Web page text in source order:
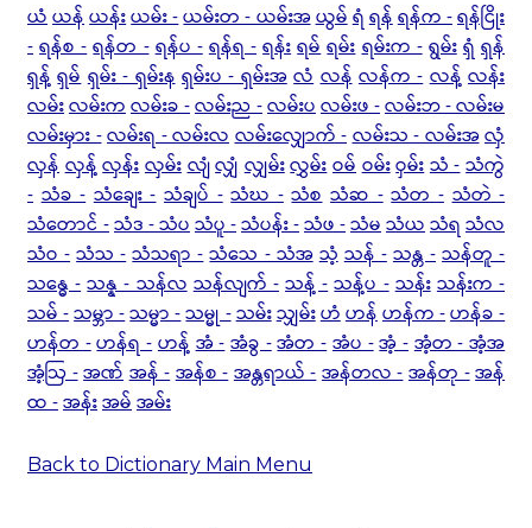
ယံယန်ယန်းယမ်း -ယမ်းတ - ယမ်းအယွမ်ရံရန်ရန်က -ရန်ငြိုး
- ရန်စ - ရန်တ - ရန်ပ - ရန်ရ - ရန်း ရမ် ရမ်း ရမ်းက - ရွမ်း ရှံ ရှန်
ရှန့် ရှမ် ရှမ်း - ရှမ်းန ရှမ်းပ - ရှမ်းအ လံ လန် လန်က - လန့် လန်း
လမ်းလမ်းကလမ်းခ -လမ်းည -လမ်းပလမ်းဖ -လမ်းဘ - လမ်းမ
လမ်းမှား -လမ်းရ - လမ်းလလမ်းလျှောက် -လမ်းသ - လမ်းအလှံ
လှန်လှန့်လှန်းလှမ်းလျံလျှံလျှမ်းလွှမ်းဝမ်ဝမ်းဝှမ်းသံ -သံကွဲ
- သံခ - သံချေး - သံချပ် - သံဃ - သံစ သံဆ - သံတ - သံတဲ -
သံတောင် -သံဒ - သံပသံပူ -သံပန်း -သံဖ -သံမသံယသံရ သံလ
သံဝ - သံသ - သံသရာ - သံသေ - သံအ သံ့ သန် - သန္တ - သန်တူ -
သန္ဓေ - သန္န - သန်လ သန်လျက် - သန့် - သန့်ပ - သန်း သန်းက -
သမ် -သမ္ဘာ -သမ္မာ -သမ္မု -သမ်းသျှမ်းဟံဟန်ဟန်က -ဟန်ခ -
ဟန်တ -ဟန်ရ -ဟန့်အံ -အံခွ -အံတ -အံပ -အံ့ -အံ့တ - အံ့အ
အံ့ဩ -အဏ်အန် -အန်စ -အန္တရာယ် -အန်တလ -အန်တု -အန်
ထ -အန်းအမ်အမ်း
Back to Dictionary Main Menu